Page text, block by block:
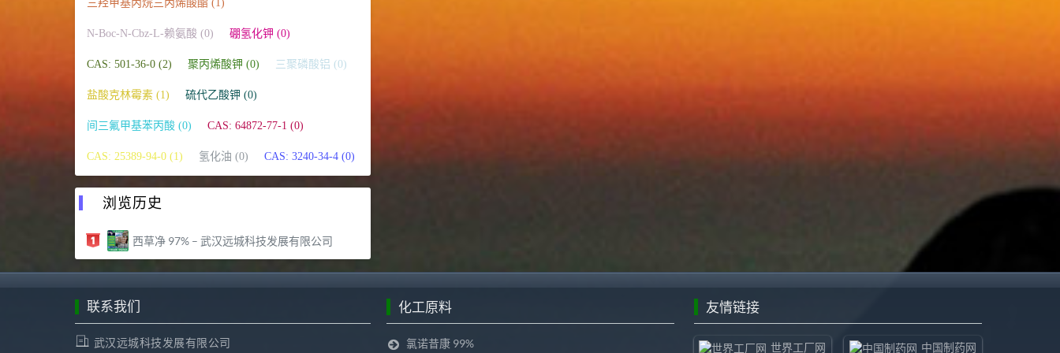
三羟甲基丙烷三丙烯酸酯 (1)
N-Boc-N-Cbz-L-赖氨酸 (0) 硼氢化钾 (0)
CAS: 501-36-0 (2) 聚丙烯酸钾 (0) 三聚磷酸铝 (0)
盐酸克林霉素 (1) 硫代乙酸钾 (0)
间三氟甲基苯丙酸 (0) CAS: 64872-77-1 (0)
CAS: 25389-94-0 (1) 氢化油 (0) CAS: 3240-34-4 (0)
浏览历史
西草净 97% – 武汉远城科技发展有限公司
联系我们
武汉远城科技发展有限公司
化工原料
氯诺昔康 99%
友情链接
世界工厂网 中国制药网